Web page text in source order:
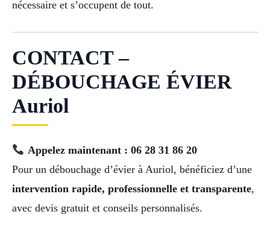
nécessaire et s’occupent de tout.
CONTACT –
DÉBOUCHAGE ÉVIER
Auriol
Appelez maintenant : 06 28 31 86 20
Pour un débouchage d’évier à Auriol, bénéficiez d’une
intervention rapide, professionnelle et transparente,
avec devis gratuit et conseils personnalisés.